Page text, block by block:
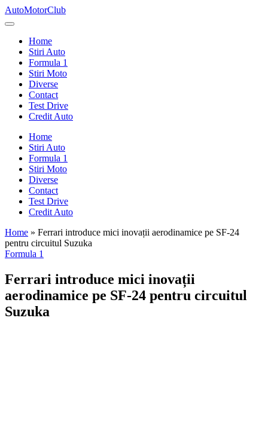
Skip
to
AutoMotorClub
Totul
masini
pasionatii
masini
Home
Stiri Auto
Formula 1
Stiri Moto
Diverse
Contact
Test Drive
Credit Auto
Home
Stiri Auto
Formula 1
Stiri Moto
Diverse
Contact
Test Drive
Credit Auto
Home » Ferrari introduce mici inovații aerodinamice pe SF-24
pentru circuitul Suzuka
Posted
Formula 1
Ferrari introduce mici inovații
aerodinamice pe SF-24 pentru circuitul
Suzuka